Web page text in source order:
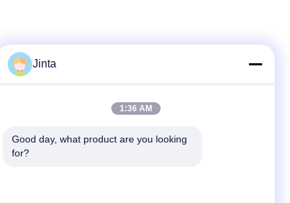
Tel.
Jinta
1:36 AM
Good day, what product are you looking
for?